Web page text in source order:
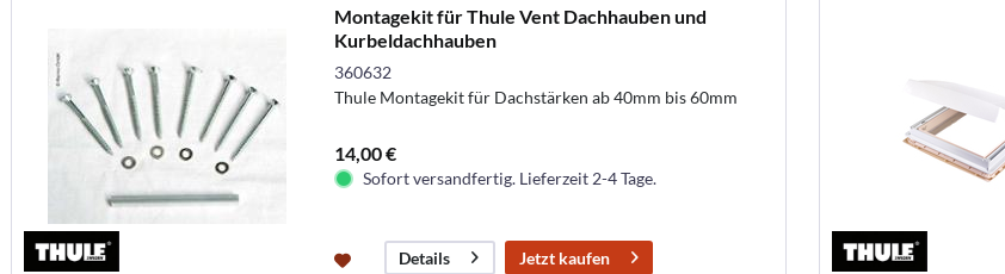
Montagekit für Thule Vent Dachhauben und
Kurbeldachhauben
360632
Thule Montagekit für Dachstärken ab 40mm bis 60mm
14,00 €
Sofort versandfertig. Lieferzeit 2-4 Tage.
Details Jetzt kaufen